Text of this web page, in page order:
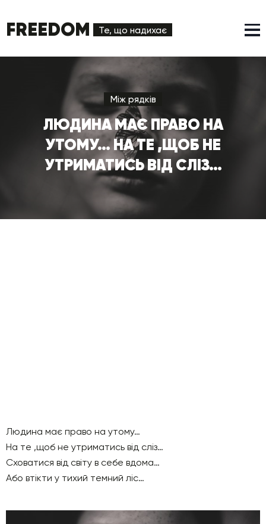
FREEDOM Те, що надихає
Між рядків
ЛЮДИНА МАЄ ПРАВО НА
УТОМУ… НА ТЕ ,ЩОБ НЕ
УТРИМАТИСЬ ВІД СЛІЗ…
Людина має право на утому…
На те ,щоб не утриматись від сліз…
Сховатися від світу в себе вдома…
Або втікти у тихий темний ліс…